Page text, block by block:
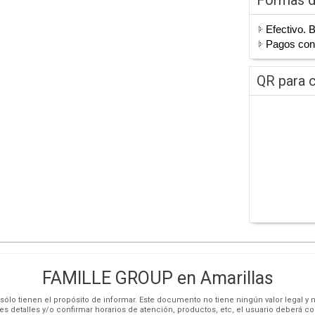
Efectivo.
Pagos
QR para
FAMILLE GROUP en Amarillas
tienen el propósito de informar. Este documento no tiene ningún valor legal y
detalles y/o confirmar horarios de atención, productos, etc, el usuario deberá